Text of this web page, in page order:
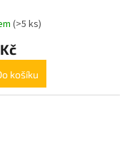
(>5 ks)
košíku